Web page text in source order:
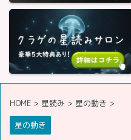
HOME > 星読み > 星の動き >
星の動き